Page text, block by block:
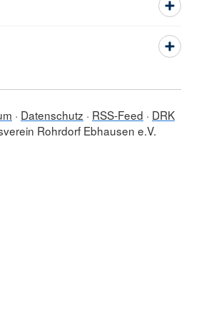
Datenschutz RSS-Feed
DRK
Rohrdorf Ebhausen e.V.